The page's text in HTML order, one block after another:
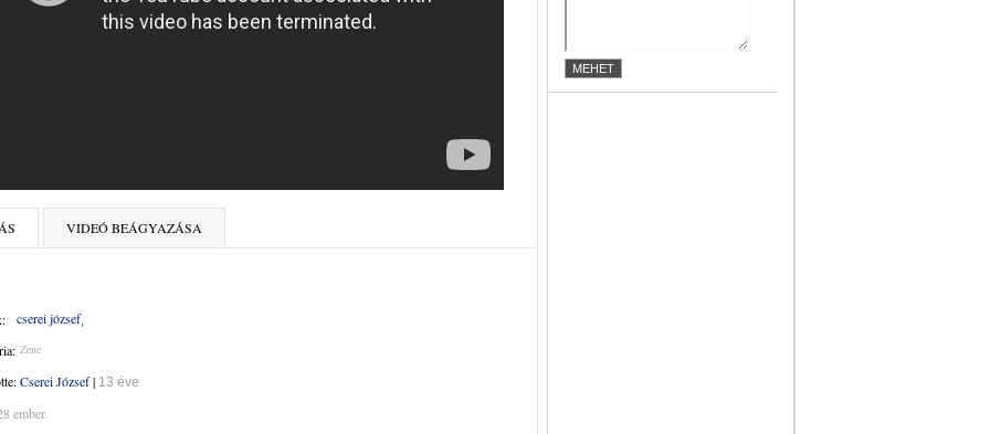
VIDEÓ BEÁGYAZÁSA
cserei józsef
Zene
Cserei József| 13 éve
ember.